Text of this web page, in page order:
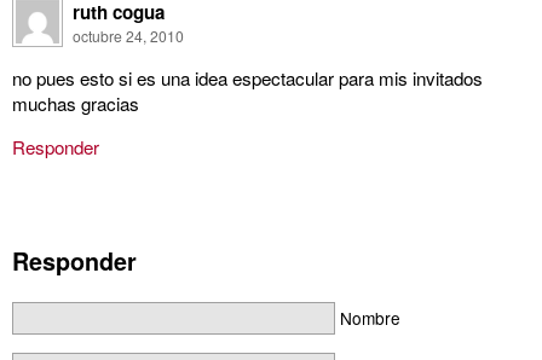
ruth cogua
octubre 24, 2010
no pues esto si es una idea espectacular para mis invitados
muchas gracias
Responder
Responder
Nombre